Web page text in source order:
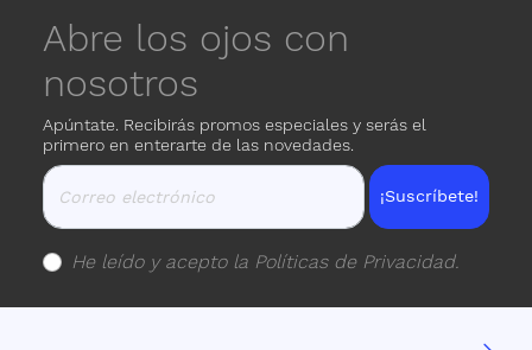
Abre los ojos con
nosotros
Apúntate. Recibirás promos especiales y serás el
primero en enterarte de las novedades.
¡Suscríbete!
He leído y acepto la Políticas de Privacidad.